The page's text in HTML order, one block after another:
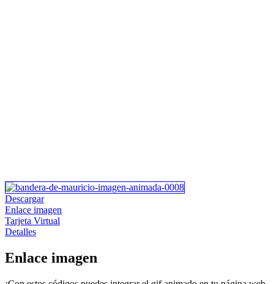
Descargar
Enlace imagen
Tarjeta Virtual
Detalles
Enlace imagen